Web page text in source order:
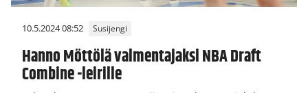
10.5.2024 08:52 Susijengi
Hanno Möttölä valmentajaksi NBA Draft
Combine -leirille